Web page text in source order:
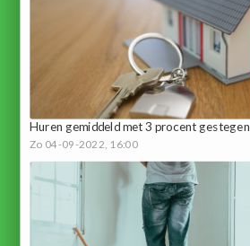
Huren gemiddeld met 3 procent gestegen
Zo 04-09-2022, 16:00